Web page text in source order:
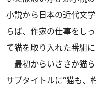
小説から日本の近代文
らば、作家の仕事をし
て猫を取り入れた番組
最初からいささか猫ら
サブタイトルに“猫も、